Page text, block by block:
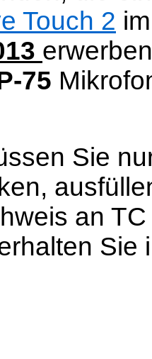
Touch 2
75
Sie
an
Sie